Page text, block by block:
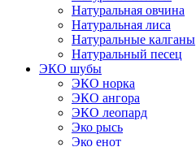
Натуральная овчина
Натуральная лиса
Натуральные калганы
Натуральный песец
ЭКО шубы
ЭКО норка
ЭКО ангора
ЭКО леопард
Эко рысь
Эко енот